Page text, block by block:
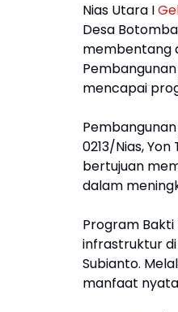
Nias Utara I
Desa
membentang
mencapai
0213/Nias,
bertujuan
dalam
Program
infrastruktur
Subianto.
manfaat